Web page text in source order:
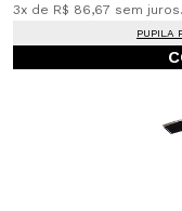
3x de R$ 86,67 sem juros.
PUPILA